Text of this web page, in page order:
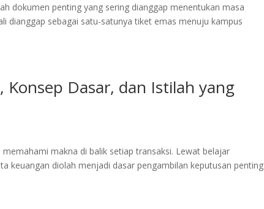
dokumen penting yang sering dianggap menentukan masa
dianggap sebagai satu-satunya tiket emas menuju kampus
Dasar, dan Istilah yang
makna di balik setiap transaksi. Lewat belajar
keuangan diolah menjadi dasar pengambilan keputusan penting